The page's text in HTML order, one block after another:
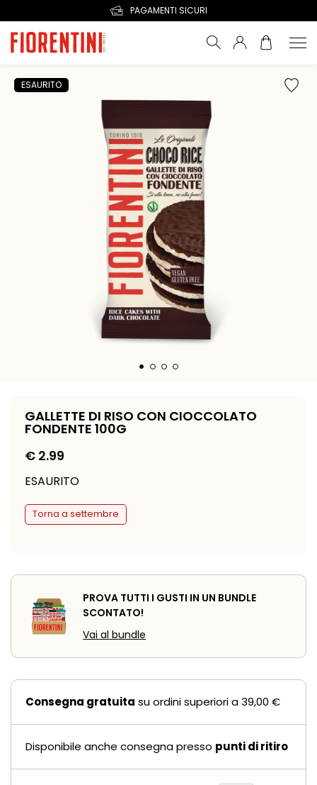
PAGAMENTI SICURI
ESAURITO
GALLETTE DI RISO CON CIOCCOLATO
FONDENTE 100G
€ 2.99
ESAURITO
Torna a settembre
PROVA TUTTI I GUSTI IN UN BUNDLE
SCONTATO!
Vai al bundle
Consegna gratuita su ordini superiori a 39,00 €
Disponibile anche consegna presso punti di ritiro